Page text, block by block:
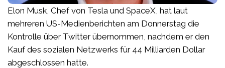
Elon Musk, Chef von Tesla und SpaceX, hat laut
mehreren US-Medienberichten am Donnerstag die
Kontrolle über Twitter übernommen, nachdem er den
Kauf des sozialen Netzwerks für 44 Milliarden Dollar
abgeschlossen hatte.